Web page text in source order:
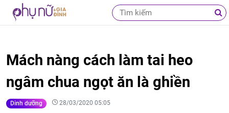
Mách nàng cách làm tai heo
ngâm chua ngọt ăn là ghiền
Dinh dưỡng 28/03/2020 05:05